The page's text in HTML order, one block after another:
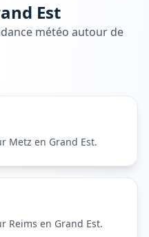
Est
météo autour de
Metz en Grand Est.
Reims en Grand Est.